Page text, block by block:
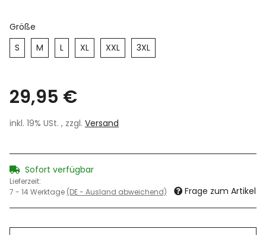
Größe
S
M L XL XXL 3XL
29,95 €
inkl. 19% USt. , zzgl. Versand
Sofort verfügbar
Lieferzeit:
7 - 14 Werktage (DE - Ausland abweichend) Frage zum Artikel